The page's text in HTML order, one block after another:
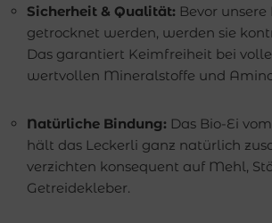
Sicherheit & Qualität: Bevor
getrocknet werden, werden sie
Das garantiert Keimfreiheit bei
wertvollen Mineralstoffe und
Natürliche Bindung: Das Bio-Ei
hält das Leckerli ganz natürlich
verzichten konsequent auf Mehl,
Getreidekleber.